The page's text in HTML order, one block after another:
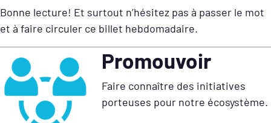
Bonne lecture! Et surtout n’hésitez pas à passer le mot
et à faire circuler ce billet hebdomadaire.
Promouvoir
Faire connaître des initiatives
porteuses pour notre écosystème.